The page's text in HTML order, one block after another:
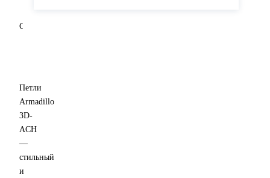
Способ
Петли
Armadillo
3D-
ACH
—
стильный
и